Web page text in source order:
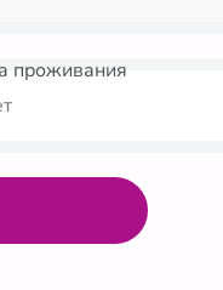
проживания